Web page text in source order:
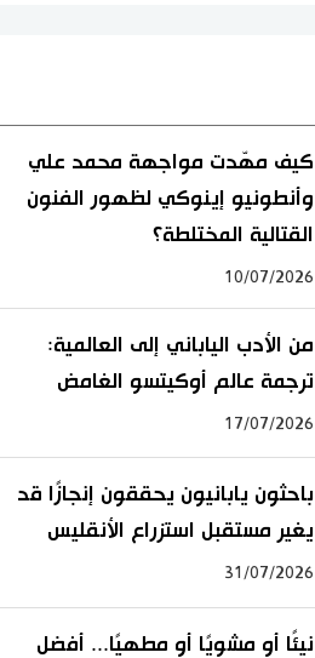
كيف مهّدت مواجهة محمد علي
وأنطونيو إينوكي لظهور الفنون
القتالية المختلطة؟
10/07/2026
من الأدب الياباني إلى العالمية:
ترجمة عالم أوكيتسو الغامض
17/07/2026
باحثون يابانيون يحققون إنجازًا قد
يغير مستقبل استزراع الأنقليس
31/07/2026
نيئًا أو مشويًا أو مطهيًا... أفضل